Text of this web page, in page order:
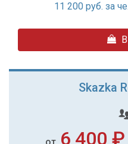
11 200 руб. за
Skazka
6 400 ₽